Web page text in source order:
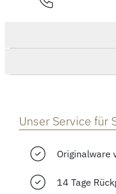
Unser Service für
Originalware
14 Tage